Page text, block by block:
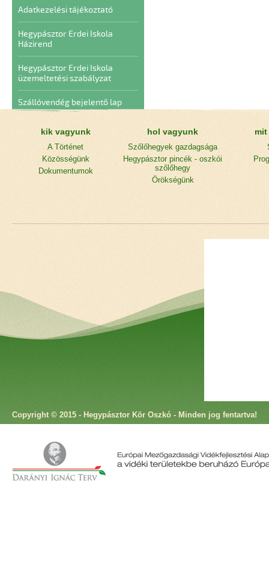
Adatkezelési tájékoztató
Hegypásztor Erdei Iskola
Házirend
Hegypásztor Erdei Iskola
üzemeltetési szabályzat
Szállóvendég bejelentő lap
kik vagyunk
A Történet
Közösségünk
Dokumentumok
hol vagyunk
Szőlőhegyek gazdagsága
Hegypásztor pincék - oszkói
szőlőhegy
Örökségünk
Copyright © 2015 - Hegypásztor Kör Oszkó - Minden jog fentartva!